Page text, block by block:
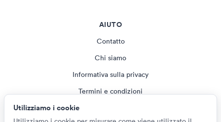
AIUTO
Contatto
Chi siamo
Informativa sulla privacy
Termini e condizioni
Utilizziamo i cookie